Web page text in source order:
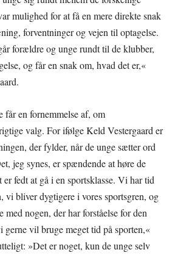
mulighed for at få en mere direkte snak
forventninger og vejen til optagelse.
forældre og unge rundt til de klubber,
og får en snak om, hvad det er,«
får en fornemmelse af, om
valg. For ifølge Keld Vestergaard er
der fylder, når de unge sætter ord
jeg synes, er spændende at høre de
fedt at gå i en sportsklasse. Vi har tid
vi bliver dygtigere i vores sportsgren, og
med nogen, der har forståelse for den
gerne vil bruge meget tid på sporten,«
»Det er noget, kun de unge selv